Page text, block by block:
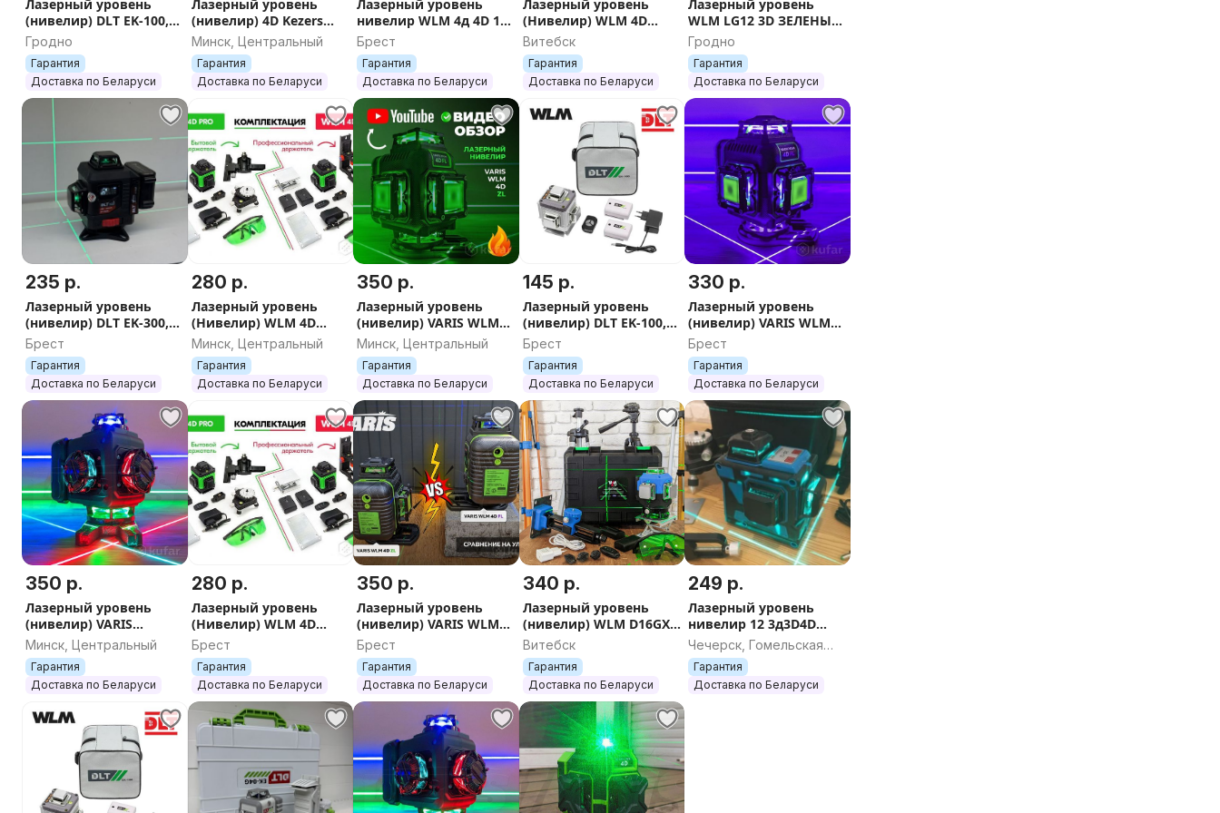
Лазерный уровень
(нивелир) DLT EK-100,
арт.4431
Гродно
Гарантия
Доставка по Беларуси
Лазерный уровень
(нивелир) 4D Kezers
KL4D-03G от бренда
Firecore
Минск, Центральный
Гарантия
Доставка по Беларуси
Лазерный уровень
нивелир WLM 4д 4D 16L
ДОСТАВКА по РБ
невелир
Брест
Гарантия
Доставка по Беларуси
Лазерный уровень
(Нивелир) WLM 4D
PRO+ Гарантия
Витебск
Гарантия
Доставка по Беларуси
Лазерный уровень
WLM LG12 3D ЗЕЛЕНЫЙ
лазер нивелир
Гродно
Гарантия
Доставка по Беларуси
235 р.
Лазерный уровень
(нивелир) DLT EK-300,
арт.5127
Брест
Гарантия
Доставка по Беларуси
280 р.
Лазерный уровень
(Нивелир) WLM 4D
PRO+ Гарантия
Минск, Центральный
Гарантия
Доставка по Беларуси
350 р.
Лазерный уровень
(нивелир) VARIS WLM
4D ZL
Минск, Центральный
Гарантия
Доставка по Беларуси
145 р.
Лазерный уровень
(нивелир) DLT EK-100,
арт.4431
Брест
Гарантия
Доставка по Беларуси
330 р.
Лазерный уровень
(нивелир) VARIS WLM
4D FL
Брест
Гарантия
Доставка по Беларуси
350 р.
Лазерный уровень
(нивелир) VARIS
Hamilion 4D
Минск, Центральный
Гарантия
Доставка по Беларуси
280 р.
Лазерный уровень
(Нивелир) WLM 4D
PRO+ Гарантия
Брест
Гарантия
Доставка по Беларуси
350 р.
Лазерный уровень
(нивелир) VARIS WLM
4D ZL
Брест
Гарантия
Доставка по Беларуси
340 р.
Лазерный уровень
(нивелир) WLM D16GX
аналог Fukuda
Витебск
Гарантия
Доставка по Беларуси
249 р.
Лазерный уровень
нивелир 12 3д3D4D
WLM невелир
Чечерск, Гомельская
область
Гарантия
Доставка по Беларуси